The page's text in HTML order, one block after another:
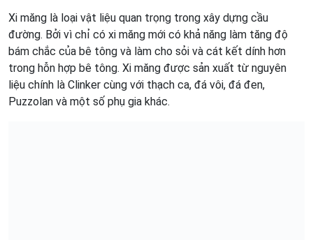
Xi măng là loại vật liệu quan trọng trong xây dựng cầu
đường. Bởi vì chỉ có xi măng mới có khả năng làm tăng độ
bám chắc của bê tông và làm cho sỏi và cát kết dính hơn
trong hỗn hợp bê tông. Xi măng được sản xuất từ nguyên
liệu chính là Clinker cùng với thạch ca, đá vôi, đá đen,
Puzzolan và một số phụ gia khác.